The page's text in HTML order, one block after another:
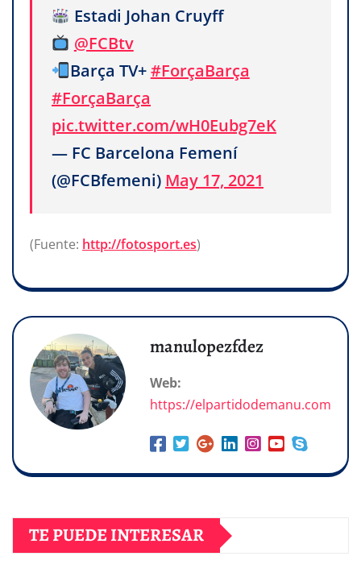
Estadi Johan Cruyff
@FCBtv
Barça TV+#ForçaBarça
#ForçaBarça
pic.twitter.com/wH0Eubg7eK
— FC Barcelona Femení
(@FCBfemeni) May 17, 2021
(Fuente: http://fotosport.es)
manulopezfdez
Web:
https://elpartidodemanu.com
TE PUEDE INTERESAR